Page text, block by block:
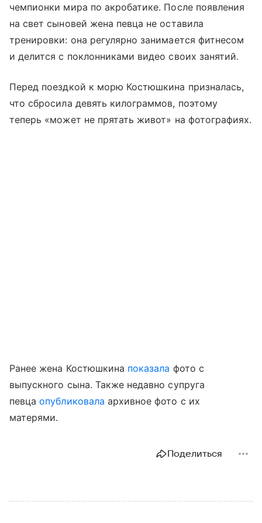
чемпионки мира по акробатике. После появления
на свет сыновей жена певца не оставила
тренировки: она регулярно занимается фитнесом
и делится с поклонниками видео своих занятий.
Перед поездкой к морю Костюшкина призналась,
что сбросила девять килограммов, поэтому
теперь «может не прятать живот» на фотографиях.
Ранее жена Костюшкина показала фото с
выпускного сына. Также недавно супруга
певцаопубликовала архивное фото с их
матерями.
Поделиться